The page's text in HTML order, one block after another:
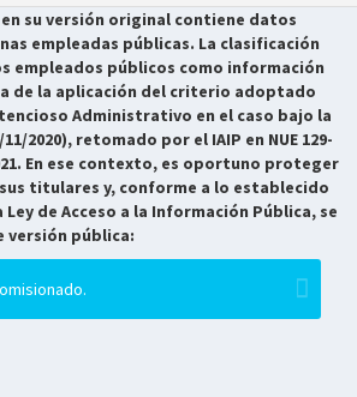
su versión original contiene datos
empleadas públicas. La clasificación
empleados públicos como información
de la aplicación del criterio adoptado
Administrativo en el caso bajo la
11/2020), retomado por el IAIP en NUE 129-
En ese contexto, es oportuno proteger
titulares y, conforme a lo establecido
de Acceso a la Información Pública, se
versión pública: